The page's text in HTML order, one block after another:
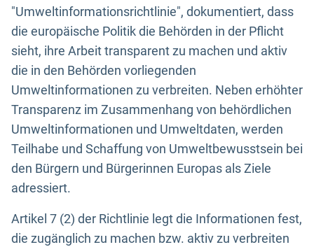
"Umweltinformationsrichtlinie", dokumentiert, dass
die europäische Politik die Behörden in der Pflicht
sieht, ihre Arbeit transparent zu machen und aktiv
die in den Behörden vorliegenden
Umweltinformationen zu verbreiten. Neben erhöhter
Transparenz im Zusammenhang von behördlichen
Umweltinformationen und Umweltdaten, werden
Teilhabe und Schaffung von Umweltbewusstsein bei
den Bürgern und Bürgerinnen Europas als Ziele
adressiert.
Artikel 7 (2) der Richtlinie legt die Informationen fest,
die zugänglich zu machen bzw. aktiv zu verbreiten